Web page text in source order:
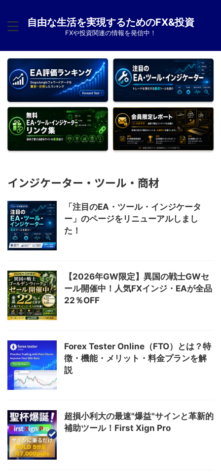
自由な生活を実現するためのFX&投資
FXや投資関連の情報を発信中！
インジケーター・ツール・商材
「注目のEA・ツール・インジケータ
ー」のページをリニューアルしまし
た！
【2026年GW限定】異国の戦士GWセ
ール開催中！人気FXインジ・EAが全品
22％OFF
Forex Tester Online（FTO）とは？特
徴・機能・メリット・料金プランを解
説
超損小利大の最速"爆益"サインと革新的
補助ツール！First Xign Pro